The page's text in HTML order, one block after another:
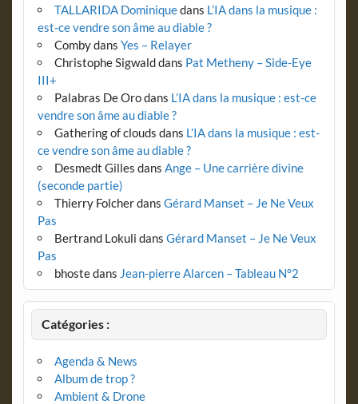
TALLARIDA Dominiquedans L’IA dans la musique :
est-ce vendre son âme au diable ?
Combydans Yes – Relayer
Christophe Sigwalddans Pat Metheny – Side-Eye
III+
Palabras De Orodans L’IA dans la musique : est-ce
vendre son âme au diable ?
Gathering of clouds dans L’IA dans la musique : est-
ce vendre son âme au diable ?
Desmedt Gilles dans Ange – Une carrière divine
(seconde partie)
Thierry Folcherdans Gérard Manset – Je Ne Veux
Pas
Bertrand Lokuli dans Gérard Manset – Je Ne Veux
Pas
bhostedans Jean-pierre Alarcen – Tableau N°2
Catégories :
Agenda & News
Album de trop ?
Ambient & Drone